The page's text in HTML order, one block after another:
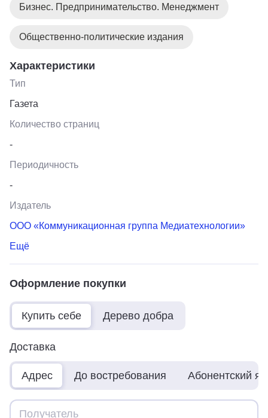
Бизнес. Предпринимательство. Менеджмент
Общественно-политические издания
Характеристики
Тип
Газета
Количество страниц
-
Периодичность
-
Издатель
ООО «Коммуникационная группа Медиатехнологии»
Ещё
Оформление покупки
Купить себе Дерево добра
Доставка
Адрес До востребования Абонентский